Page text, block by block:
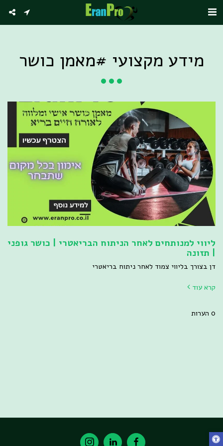
מידע מקצועי #מאמן כושר
ליווי למנותחים לאחר הניתוח הבריאטרי | כושר גופני
| תזונה
דן בצורך בליווי צמוד לאחר ניתוח בריאטרי
קרא עוד
0 הערות